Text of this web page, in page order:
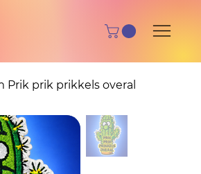
Prik prik prikkels overal